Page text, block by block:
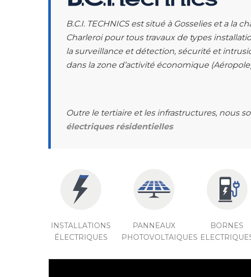
B.C.I. TECHNICS est situé à Gosselies et a la
Charleroi pour tous travaux de types
la surveillance et détection, sécurité et
dans la zone d’activité économique
Outre le tertiaire et les infrastructures, nous
électriques résidentielles
INSTALLATIONS
ÉLECTRIQUES
PANNEAUX
PHOTOVOLTAIQUES
BORNES